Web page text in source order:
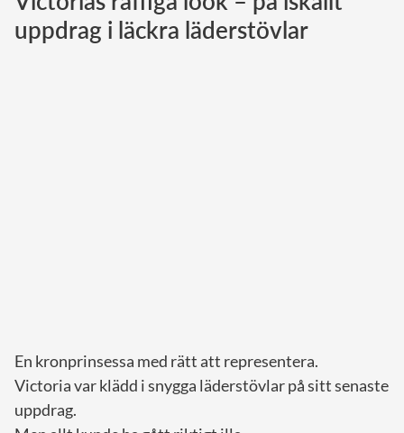
Norska kungahuset
uppdrag i läckra läderstövlar
En kronprinsessa med rätt att representera.
Victoria var klädd i snygga läderstövlar på sitt senaste
uppdrag.